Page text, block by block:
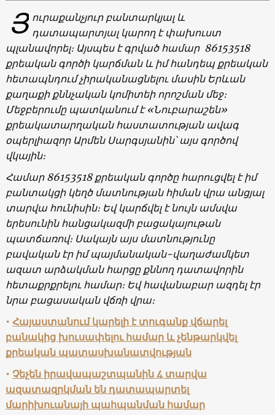
Յ ուրաքանչյուր բանտարկյալ և
դատապարտյալ կարող է փախուստ
պլանավորել։ Այսպես է գրված համար 86153518
քրեական գործի կարճման և իմ հանդեպ քրեական
հետապնդում չիրականացնելու մասին Երևան
քաղաքի քննչական կոմիտեի որոշման մեջ։
Մեջբերումը պատկանում է «Նուբարաշեն»
քրեակատարղական հաստատության ավագ
օպերլիազոր Արմեն Սարգսյանին՝ այս գործով
վկային։
Համար 86153518 քրեական գործը հարուցվել է իմ
բանտակցի կեղծ մատնության հիման վրա անցյալ
տարվա հունիսին։ Եվ կարճվել է նույն ամսվա
երեսունին հանցակազմի բացակայութան
պատճառով։ Սակայն այս մատնությունը
բավական էր իմ պայմանական-վաղաժամկետ
ազատ արձակման հարցը քննող դատավորին
հետաքրքրելու համար։ Եվ հավանաբար ազդել էր
նրա բացասական վճռի վրա։
• Հայաստանում կարելի է տուգանք վճարել
բանակից խուսափելու համար և չենթարկվել
քրեական պատասխանատվության
• Չեչեն իրավապաշտպանին 4 տարվա
ազատազրկման են դատապարտել
մարիխուանայի պահպանման համար